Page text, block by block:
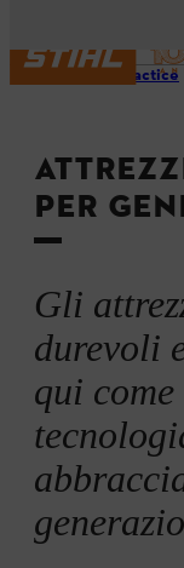
Best Practice
PER
Gli
durevoli
qui